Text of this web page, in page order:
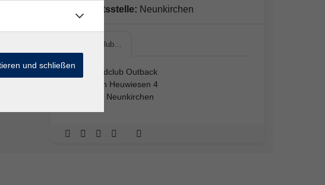
Geschäftsstelle: Neunkirchen
Jugendclub…
Jugendclub Outback
Zu den Heuwiesen 4
91077 Neunkirchen
und schließen